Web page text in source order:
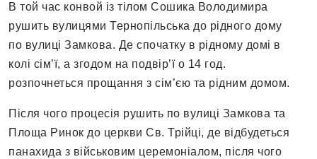
В той час конвой із тілом Сошика Володимира
рушить вулицями Тернопільська до рідного дому
по вулиці Замкова. Де спочатку в рідному домі в
колі сім’ї, а згодом на подвір’ї о 14 год.
розпочнеться прощання з сім’єю та рідним домом.
Після чого процесія рушить по вулиці Замкова та
Площа Ринок до церкви Св. Трійці, де відбудеться
панахида з військовим церемоніалом, після чого